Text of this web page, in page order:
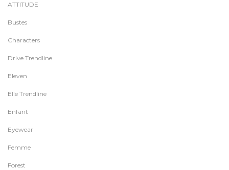
ATTITUDE
Bustes
Characters
Drive Trendline
Eleven
Elle Trendline
Enfant
Eyewear
Femme
Forest